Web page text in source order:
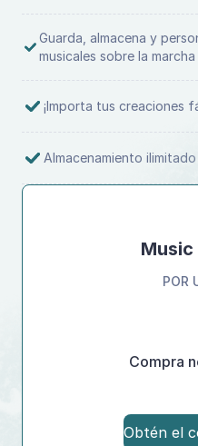
Guarda, almacena y
musicales sobre la marcha
¡Importa tus creaciones
Almacenamiento ilimitado
POR
Compra
Obtén el